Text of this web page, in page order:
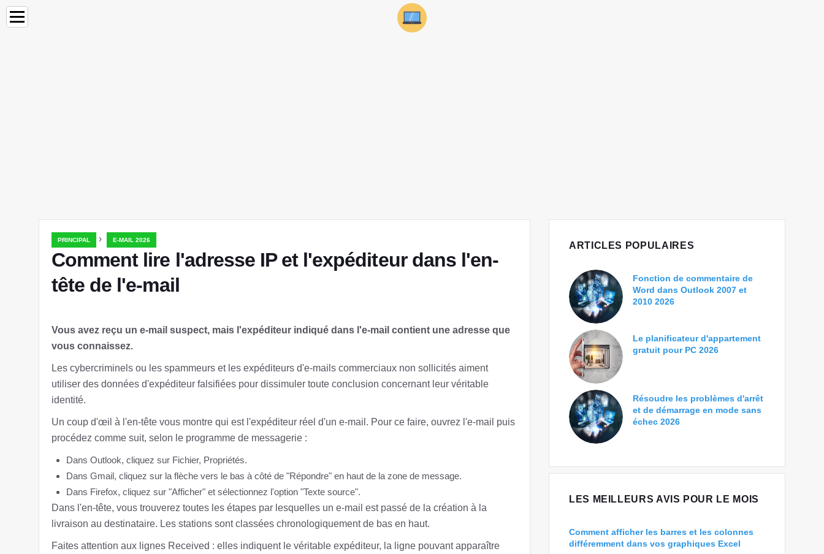
PRINCIPAL › E-MAIL 2026
Comment lire l'adresse IP et l'expéditeur dans l'en-
tête de l'e-mail
Vous avez reçu un e-mail suspect, mais l'expéditeur indiqué dans l'e-mail contient une adresse que
vous connaissez.
Les cybercriminels ou les spammeurs et les expéditeurs d'e-mails commerciaux non sollicités aiment
utiliser des données d'expéditeur falsifiées pour dissimuler toute conclusion concernant leur véritable
identité.
Un coup d'œil à l'en-tête vous montre qui est l'expéditeur réel d'un e-mail. Pour ce faire, ouvrez l'e-mail puis
procédez comme suit, selon le programme de messagerie :
Dans Outlook, cliquez sur Fichier, Propriétés.
Dans Gmail, cliquez sur la flèche vers le bas à côté de "Répondre" en haut de la zone de message.
Dans Firefox, cliquez sur "Afficher" et sélectionnez l'option "Texte source".
Dans l'en-tête, vous trouverez toutes les étapes par lesquelles un e-mail est passé de la création à la
livraison au destinataire. Les stations sont classées chronologiquement de bas en haut.
Faites attention aux lignes Received : elles indiquent le véritable expéditeur, la ligne pouvant apparaître
ARTICLES POPULAIRES
Fonction de commentaire de
Word dans Outlook 2007 et
2010 2026
Le planificateur d'appartement
gratuit pour PC 2026
Résoudre les problèmes d'arrêt
et de démarrage en mode sans
échec 2026
LES MEILLEURS AVIS POUR LE MOIS
Comment afficher les barres et les colonnes
différemment dans vos graphiques Excel